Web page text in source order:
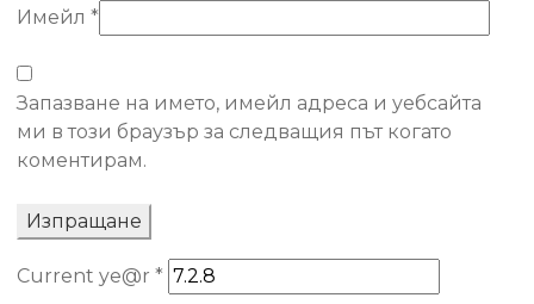
Имейл *
Запазване на името, имейл адреса и уебсайта
ми в този браузър за следващия път когато
коментирам.
Current ye@r *